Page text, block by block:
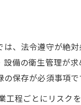
ク法
順
ント
、法令遵守が絶対
備の衛生管理が
保存が必須事項で
工程ごとにリスク